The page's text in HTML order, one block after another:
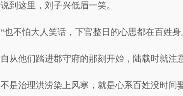
说到这里，刘子兴低眉一笑。
“也不怕大人笑话，下官整日的心思都在百姓
自从他们踏进郡守府的那刻开始，陆载时就注
不是治理洪涝染上风寒，就是心系百姓没时间